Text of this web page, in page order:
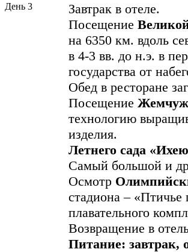
День 3
Завтрак в отеле.
Посещение
на 6350 км. вдоль
в 4-3 вв. до н.э. в
государства от
Обед в ресторане
Посещение
технологию
изделия.
Летнего сада
Самый большой и
Осмотр
стадиона – «Птичье
плавательного
Возвращение в
Питание: завтрак,